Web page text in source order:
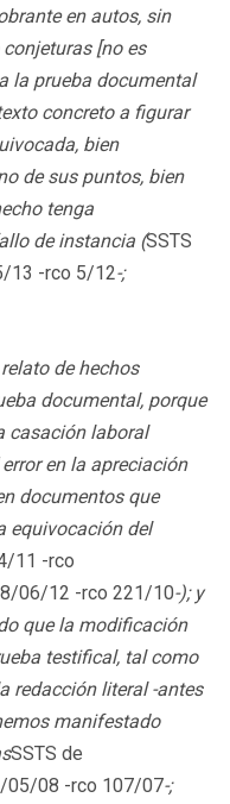
en autos, sin
[no es
la prueba documental
concreto a figurar
bien
de sus puntos, bien
tenga
de instancia (SSTS
13 -rco 5/12-;
de hechos
documental, porque
casación laboral
en la apreciación
documentos que
equivocación del
11 -rco
06/12 -rco 221/10-); y
que la modificación
testifical, tal como
redacción literal -antes
manifestado
SSTS de
05/08 -rco 107/07-;